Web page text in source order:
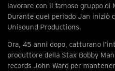
lavorare con il famoso gruppo di
Durante quel periodo Jan iniziò
Unisound Productions.
Ora, 45 anni dopo, catturano
produttore della Stax Bobby
records John Ward per